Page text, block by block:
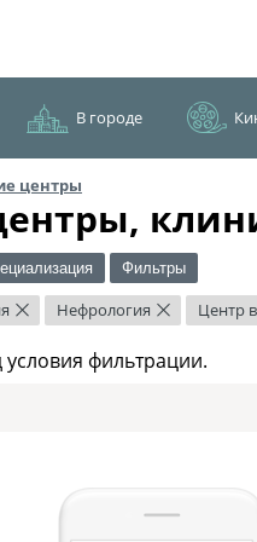
В городе
центры
Фильтры
× Нефрология × Центр
фильтрации.